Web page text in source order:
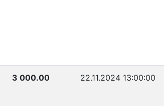
3 000.00 22.11.2024 13:00:00